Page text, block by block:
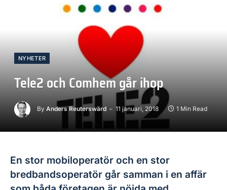
NYHETER
Tele2 och Comhem går ihop
By Anders Reuterswärd 11 januari, 2018 1 Min Read
En stor mobiloperatör och en stor
bredbandsoperatör går samman i en affär